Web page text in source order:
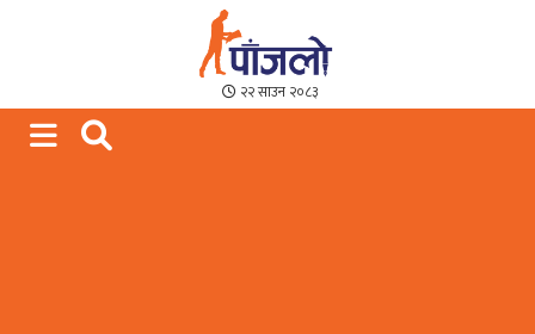
Paajalo News
We are from Far West Nepal
२२ साउन २०८३